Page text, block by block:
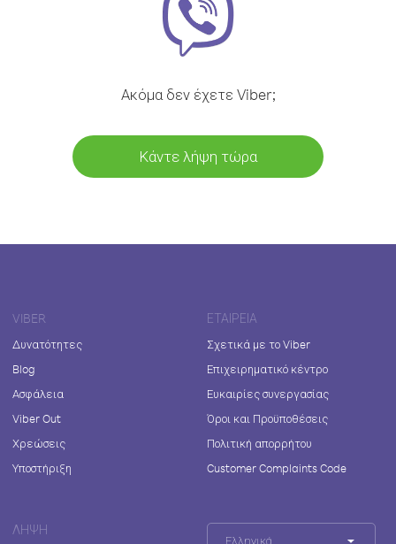
Ακόμα δεν έχετε Viber;
Κάντε λήψη τώρα
VIBER
Δυνατότητες
Blog
Ασφάλεια
Viber Out
Χρεώσεις
Υποστήριξη
ΕΤΑΙΡΕΊΑ
Σχετικά με το Viber
Επιχειρηματικό κέντρο
Ευκαιρίες συνεργασίας
Όροι και Προϋποθέσεις
Πολιτική απορρήτου
Customer Complaints Code
ΛΉΨΗ
Ελληνικά